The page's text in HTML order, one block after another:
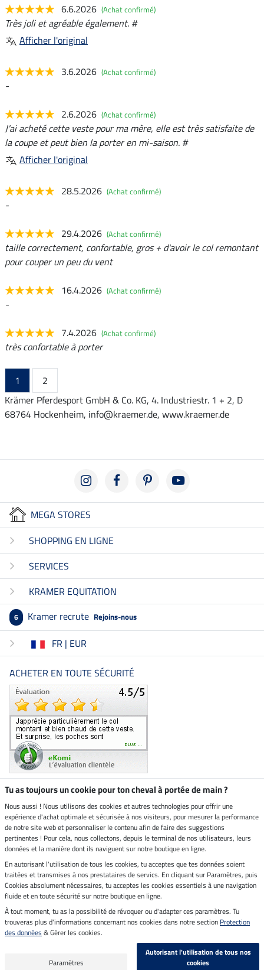
6.6.2026 (Achat confirmé)
Très joli et agréable également. #
Afficher l'original
3.6.2026 (Achat confirmé)
-
2.6.2026 (Achat confirmé)
J'ai acheté cette veste pour ma mère, elle est très satisfaite de
la coupe et peut bien la porter en mi-saison. #
Afficher l'original
28.5.2026 (Achat confirmé)
-
29.4.2026 (Achat confirmé)
taille correctement, confortable, gros + d'avoir le col remontant
pour couper un peu du vent
16.4.2026 (Achat confirmé)
-
7.4.2026 (Achat confirmé)
très confortable à porter
1
2
Krämer Pferdesport GmbH & Co. KG, 4. Industriestr. 1 + 2, D
68764 Hockenheim, info@kraemer.de, www.kraemer.de
MEGA STORES
SHOPPING EN LIGNE
SERVICES
KRAMER EQUITATION
6 Kramer recrute Rejoins-nous
FR | EUR
ACHETER EN TOUTE SÉCURITÉ
Boutique climatiquement
neutre
Livraison par
Paiement sécurisé
Mentions légales
Dernière actualisation le 09.08.2026 à 14:26
Tous les prix s'entendent TVA incluse et
frais de port en sus
Tu as toujours un cookie pour ton cheval à portée de main ?
Nous aussi ! Nous utilisons des cookies et autres technologies pour offrir une
expérience d'achat optimale et sécurisée à nos visiteurs, pour mesurer la performance
de notre site web et personnaliser le contenu afin de faire des suggestions
pertinentes ! Pour cela, nous collectons, depuis le terminal de nos utilisateurs, leurs
données et la manière dont ils naviguent sur notre boutique en ligne.
En autorisant l'utilisation de tous les cookies, tu acceptes que tes données soient
traitées et transmises à nos prestataires de servics. En cliquant sur Paramètres, puis
Cookies absolument nécessaires, tu acceptes les cookies essentiels à une navigation
fluide et en toute sécurité sur notre boutique en ligne.
À tout moment, tu as la possibilité de révoquer ou d'adapter ces paramètres. Tu
trouveras plus d'informations concernant nos cookies dans notre section Protection
des données & Gérer les cookies.
Paramètres
Autorisant l'utilisation de tous nos
cookies